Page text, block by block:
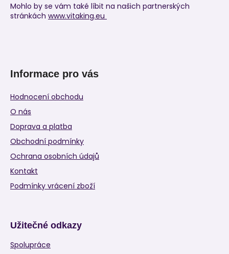
Mohlo by se vám také líbit na našich partnerských
stránkách www.vitaking.eu
Informace pro vás
Hodnocení obchodu
O nás
Doprava a platba
Obchodní podmínky
Ochrana osobních údajů
Kontakt
Podmínky vrácení zboží
Užitečné odkazy
Spolupráce